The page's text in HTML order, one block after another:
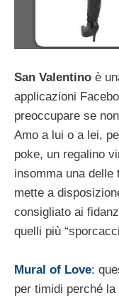
San Valentino è
applicazioni
preoccupare se
Amo a lui o a lei,
poke, un regalino
insomma una delle
mette a
consigliato ai
quelli più
Mural of Love:
per timidi perché